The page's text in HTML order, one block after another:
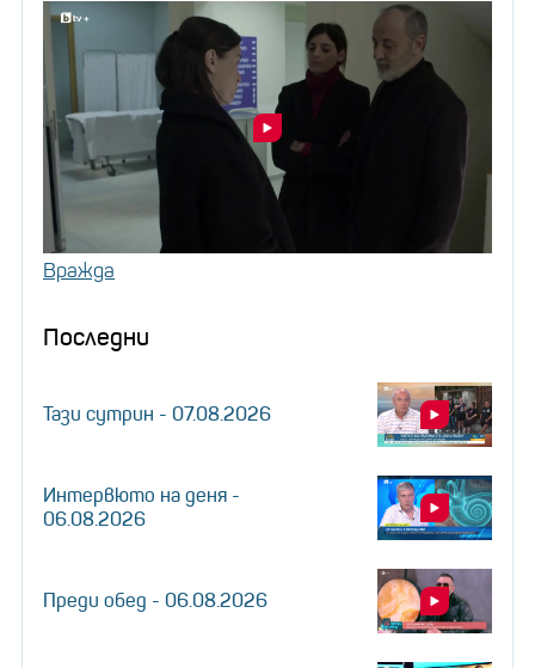
Вражда
Последни
Тази сутрин - 07.08.2026
Интервюто на деня -
06.08.2026
Преди обед - 06.08.2026